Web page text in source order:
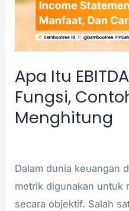
Apa Itu
Fungsi,
Menghitung
Dalam dunia keuangan
metrik digunakan untuk
secara objektif. Salah
Cara